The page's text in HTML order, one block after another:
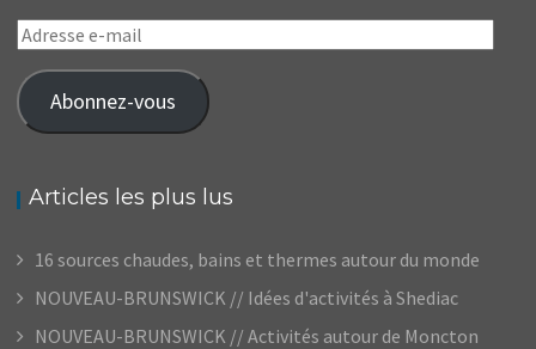
Adresse
e-
mail
Abonnez-vous
Articles les plus lus
16 sources chaudes, bains et thermes autour du monde
NOUVEAU-BRUNSWICK // Idées d'activités à Shediac
NOUVEAU-BRUNSWICK // Activités autour de Moncton